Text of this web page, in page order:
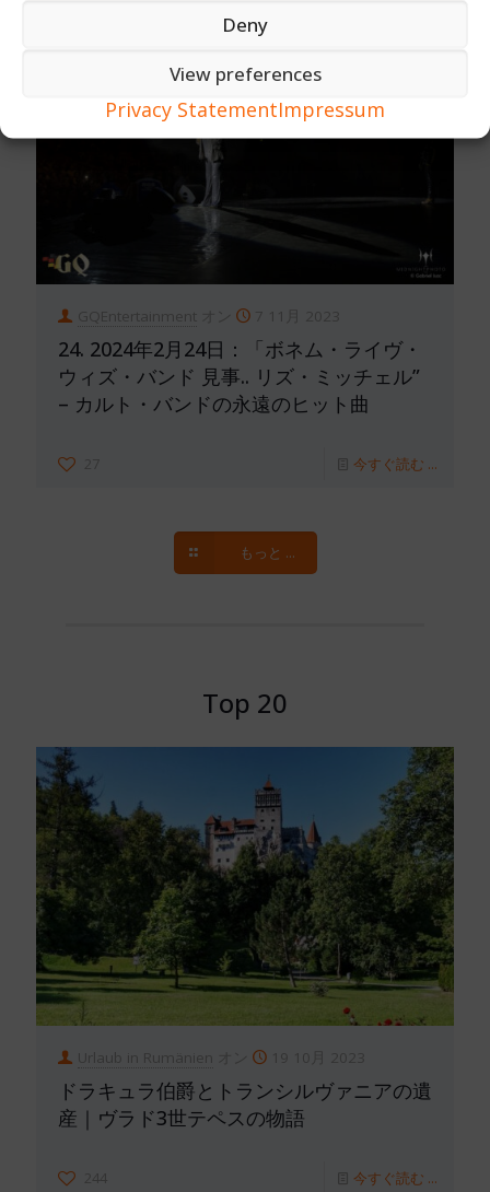
Deny
View preferences
Privacy StatementImpressum
GQEntertainment 7 11月 2023
24. 2024年2月24日：「ボネム・ライヴ・
ウィズ・バンド 見事.. リズ・ミッチェル”
– カルト・バンドの永遠のヒット曲
27 今すぐ読む ...
もっと ...
Top 20
Urlaub in Rumänien 19 10月 2023
ドラキュラ伯爵とトランシルヴァニアの遺
産｜ヴラド3世テペスの物語
244 今すぐ読む ...